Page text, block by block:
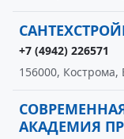
+7 (4942) 226571
156000, Кострома,
АКАДЕМИЯ